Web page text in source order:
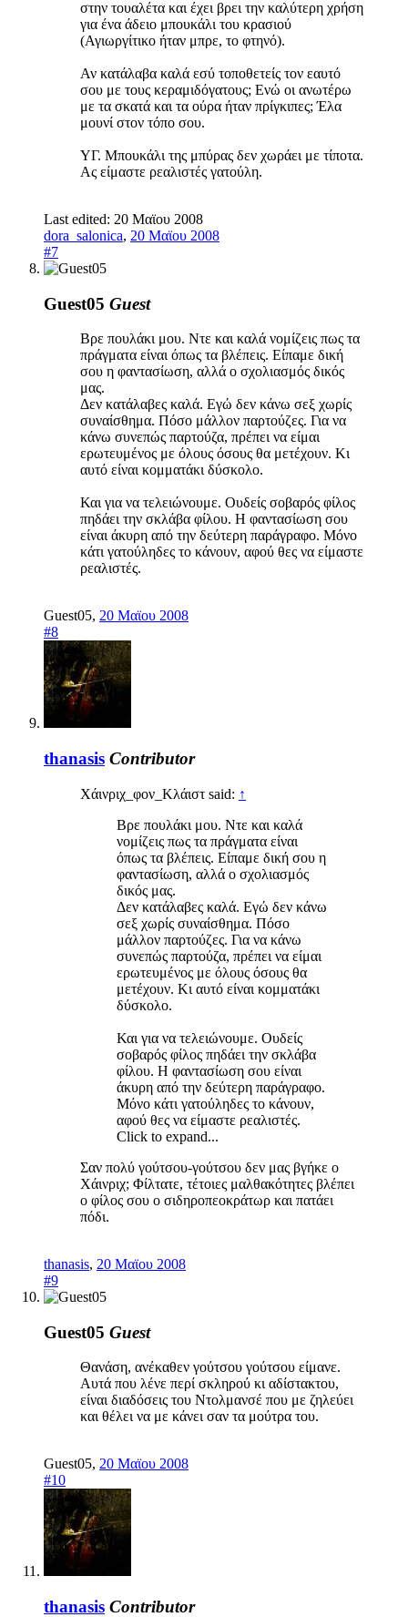
στην τουαλέτα και έχει βρει την καλύτερη χρήση
για ένα άδειο μπουκάλι του κρασιού
(Αγιωργίτικο ήταν μπρε, το φτηνό).
Αν κατάλαβα καλά εσύ τοποθετείς τον εαυτό
σου με τους κεραμιδόγατους; Ενώ οι ανωτέρω
με τα σκατά και τα ούρα ήταν πρίγκιπες; Έλα
μουνί στον τόπο σου.
ΥΓ. Μπουκάλι της μπύρας δεν χωράει με τίποτα.
Ας είμαστε ρεαλιστές γατούλη.
Last edited: 20 Μαϊου 2008
dora_salonica, 20 Μαϊου 2008
#7
Guest05 Guest
Βρε πουλάκι μου. Ντε και καλά νομίζεις πως τα
πράγματα είναι όπως τα βλέπεις. Είπαμε δική
σου η φαντασίωση, αλλά ο σχολιασμός δικός
μας.
Δεν κατάλαβες καλά. Εγώ δεν κάνω σεξ χωρίς
συναίσθημα. Πόσο μάλλον παρτούζες. Για να
κάνω συνεπώς παρτούζα, πρέπει να είμαι
ερωτευμένος με όλους όσους θα μετέχουν. Κι
αυτό είναι κομματάκι δύσκολο.
Και για να τελειώνουμε. Ουδείς σοβαρός φίλος
πηδάει την σκλάβα φίλου. Η φαντασίωση σου
είναι άκυρη από την δεύτερη παράγραφο. Μόνο
κάτι γατούληδες το κάνουν, αφού θες να είμαστε
ρεαλιστές.
Guest05, 20 Μαϊου 2008
#8
thanasis Contributor
Χάινριχ_φον_Κλάιστ said: ↑
Βρε πουλάκι μου. Ντε και καλά
νομίζεις πως τα πράγματα είναι
όπως τα βλέπεις. Είπαμε δική σου η
φαντασίωση, αλλά ο σχολιασμός
δικός μας.
Δεν κατάλαβες καλά. Εγώ δεν κάνω
σεξ χωρίς συναίσθημα. Πόσο
μάλλον παρτούζες. Για να κάνω
συνεπώς παρτούζα, πρέπει να είμαι
ερωτευμένος με όλους όσους θα
μετέχουν. Κι αυτό είναι κομματάκι
δύσκολο.
Και για να τελειώνουμε. Ουδείς
σοβαρός φίλος πηδάει την σκλάβα
φίλου. Η φαντασίωση σου είναι
άκυρη από την δεύτερη παράγραφο.
Μόνο κάτι γατούληδες το κάνουν,
αφού θες να είμαστε ρεαλιστές.
Click to expand...
Σαν πολύ γούτσου-γούτσου δεν μας βγήκε ο
Χάινριχ; Φίλτατε, τέτοιες μαλθακότητες βλέπει
ο φίλος σου ο σιδηροπεοκράτωρ και πατάει
πόδι.
thanasis, 20 Μαϊου 2008
#9
Guest05 Guest
Θανάση, ανέκαθεν γούτσου γούτσου είμανε.
Αυτά που λένε περί σκληρού κι αδίστακτου,
είναι διαδόσεις του Ντολμανσέ που με ζηλεύει
και θέλει να με κάνει σαν τα μούτρα του.
Guest05, 20 Μαϊου 2008
#10
thanasis Contributor